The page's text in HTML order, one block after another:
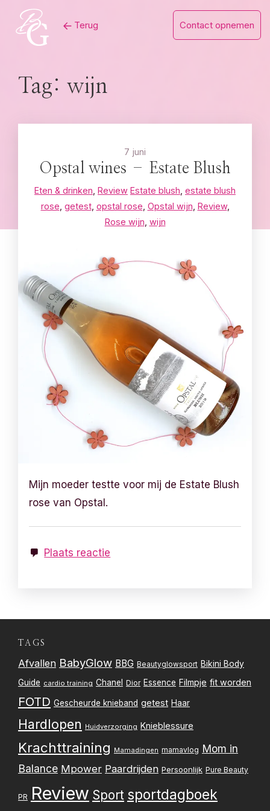
content
Terug Contact opnemen
Tag: wijn
7 juni
Opstal wines – Estate Blush
Eten & drinken Review Estate blush estate blush
rose getest, opstal rose Opstal wijn Review,
Rose wijn wijn
Mijn moeder testte voor mij de Estate Blush
rose van Opstal.
Plaats reactie
TAGS
Afvallen BabyGlow BBG Beautyglowsport Bikini Body
Guide cardio training Chanel Dior Essence Filmpje fit worden
FOTD Gescheurde knieband getest Haar
Hardlopen Huidverzorging Knieblessure
Krachttraining Mamadingen mamavlog Mom in
Balance Mpower Paardrijden Persoonlijk Pure Beauty
PR Review Sport sportdagboek